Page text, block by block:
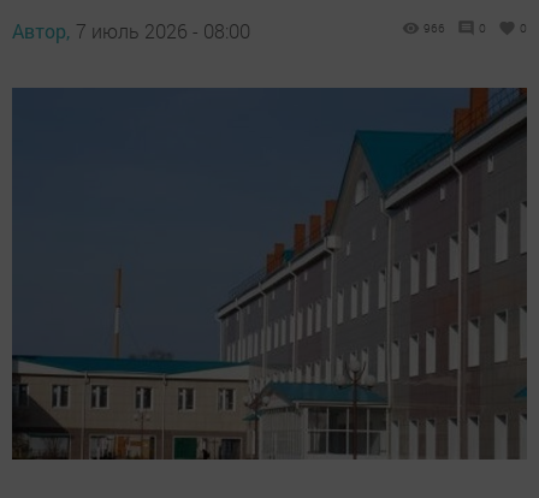
Автор, 7 июль 2026 - 08:00 966 0 0